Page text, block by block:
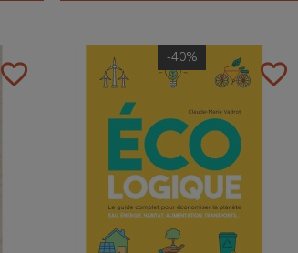
favorite_border favorite_border
-40%